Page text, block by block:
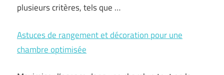
plusieurs critères, tels que …
Astuces de rangement et décoration pour une
chambre optimisée